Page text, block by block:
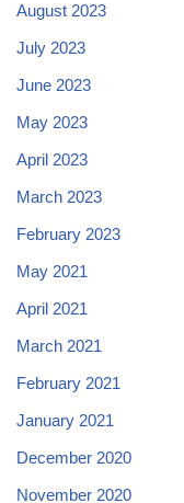
August 2023
July 2023
June 2023
May 2023
April 2023
March 2023
February 2023
May 2021
April 2021
March 2021
February 2021
January 2021
December 2020
November 2020